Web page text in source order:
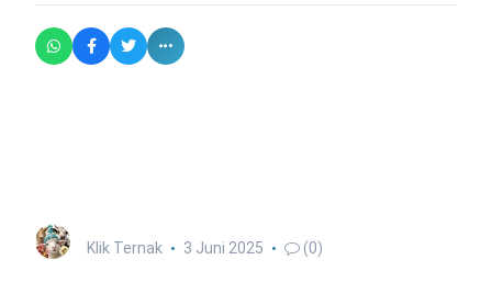
Klik Ternak 3 Juni 2025 (0)